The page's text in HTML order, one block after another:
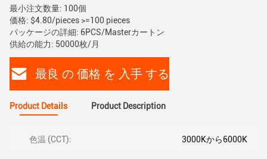
最小注文数量: 100個
価格: $4.80/pieces >=100 pieces
パッケージの詳細: 6PCS/Masterカートン
供給の能力: 50000枚/月
最良 の 価格 を 入手 する
Product Details Product Description
色温 (CCT): 3000Kから6000K